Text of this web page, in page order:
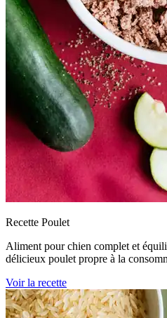
Recette Poulet
Aliment pour chien complet et
délicieux poulet propre à la
Voir la recette